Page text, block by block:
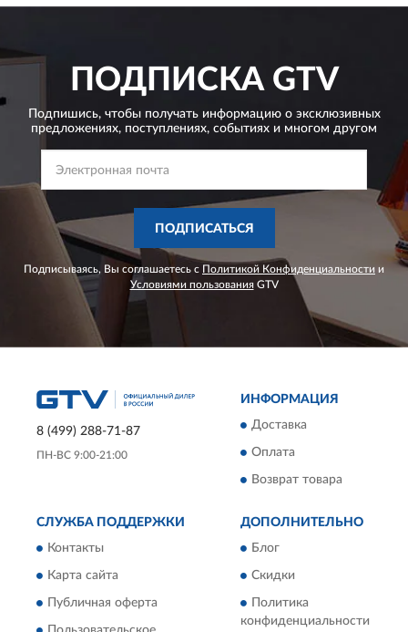
ПОДПИСКАGTV
Подпишись, чтобы получать информацию о эксклюзивных
предложениях, поступлениях, событиях и многом другом
ПОДПИСАТЬСЯ
Подписываясь, Вы соглашаетесь с Политикой Конфиденциальности и
Условиями пользованияGTV
8 (499) 288-71-87
ПН-ВС 9:00-21:00
ИНФОРМАЦИЯ
Доставка
Оплата
Возврат товара
СЛУЖБА ПОДДЕРЖКИ
Контакты
Карта сайта
Публичная оферта
ДОПОЛНИТЕЛЬНО
Блог
Скидки
Политика
конфиденциальности